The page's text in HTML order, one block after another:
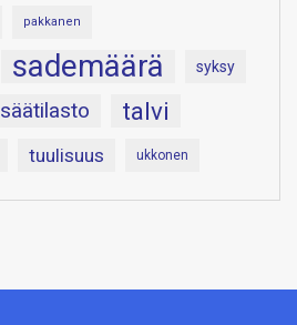
pakkanen
sademäärä syksy
säätilasto talvi
tuulisuus ukkonen